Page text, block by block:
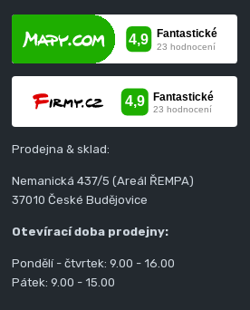
Prodejna & sklad:
Nemanická 437/5 (Areál ŘEMPA)
37010 České Budějovice
Otevírací doba prodejny:
Pondělí - čtvrtek: 9.00 - 16.00
Pátek: 9.00 - 15.00